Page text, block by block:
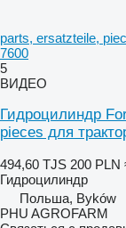
parts, ersatzteile,
7600
5
ВИДЕО
Гидроцилиндр
pieces для
494,60 TJS 200 PLN
Гидроцилиндр
Польша, Byków
PHU AGROFARM